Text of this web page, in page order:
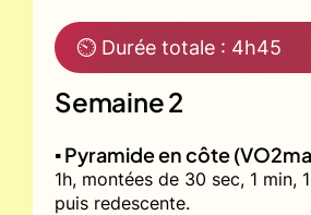
⏲ Durée totale : 4h45
Semaine 2
▪️ Pyramide en côte
1h, montées de 30 sec, 1 min,
puis redescente.